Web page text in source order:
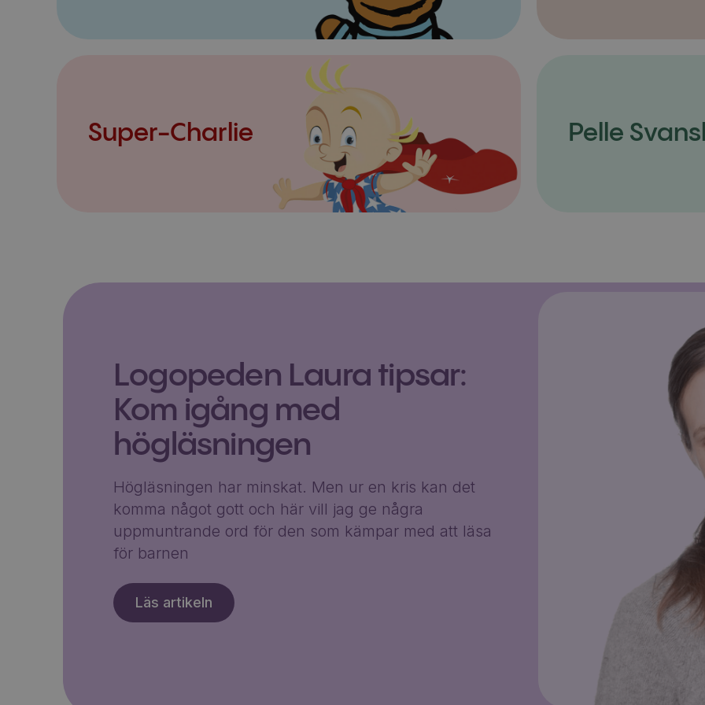
Super-Charlie Pelle
Logopeden Laura tipsar:
Kom igång med
högläsningen
Högläsningen har minskat. Men ur en kris kan det
komma något gott och här vill jag ge några
uppmuntrande ord för den som kämpar med att läsa
för barnen
Läs artikeln